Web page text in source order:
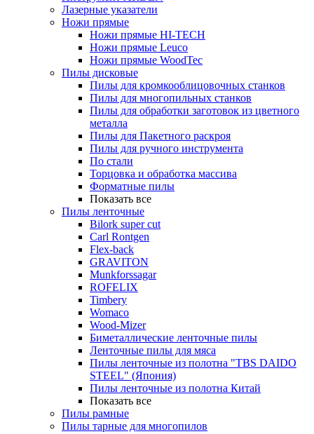
Лазерные указатели
Ножи прямые
Ножи прямые HI-TECH
Ножи прямые Leuco
Ножи прямые WoodTec
Пилы дисковые
Пилы для кромкооблицовочных станков
Пилы для многопильных станков
Пилы для обработки заготовок из цветного
металла
Пилы для Пакетного раскроя
Пилы для ручного инструмента
По стали
Торцовка и обработка массива
Форматные пилы
Показать все
Пилы ленточные
Bilork super cut
Carl Rontgen
Flex-back
GRAVITON
Munkforssagar
ROFELIX
Timbery
Womaco
Wood-Mizer
Биметаллические ленточные пилы
Ленточные пилы для мяса
Пилы ленточные из полотна "TBS DAIDO
STEEL" (Япония)
Пилы ленточные из полотна Китай
Показать все
Пилы рамные
Пилы тарные для многопилов